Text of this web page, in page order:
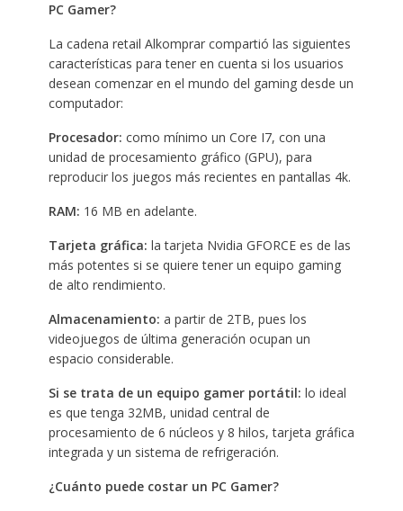
PC Gamer?
La cadena retail Alkomprar compartió las siguientes
características para tener en cuenta si los usuarios
desean comenzar en el mundo del gaming desde un
computador:
Procesador: como mínimo un Core I7, con una
unidad de procesamiento gráfico (GPU), para
reproducir los juegos más recientes en pantallas 4k.
RAM: 16 MB en adelante.
Tarjeta gráfica: la tarjeta Nvidia GFORCE es de las
más potentes si se quiere tener un equipo gaming
de alto rendimiento.
Almacenamiento: a partir de 2TB, pues los
videojuegos de última generación ocupan un
espacio considerable.
Si se trata de un equipo gamer portátil: lo ideal
es que tenga 32MB, unidad central de
procesamiento de 6 núcleos y 8 hilos, tarjeta gráfica
integrada y un sistema de refrigeración.
¿Cuánto puede costar un PC Gamer?